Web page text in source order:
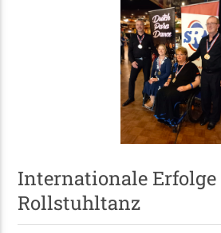
Internationale
Rollstuhltanz